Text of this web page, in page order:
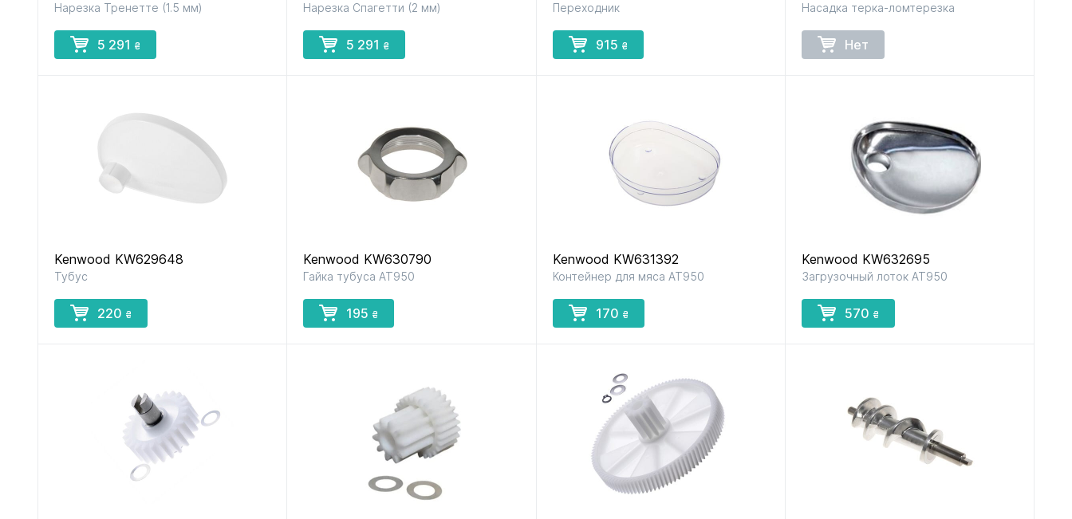
Нарезка Тренетте (1.5 мм)
5 291 ₴
Нарезка Спагетти (2 мм)
5 291 ₴
Переходник
915 ₴
Насадка терка-ломтерезка
Нет
Kenwood KW629648
Тубус
220 ₴
Kenwood KW630790
Гайка тубуса AT950
195 ₴
Kenwood KW631392
Контейнер для мяса AT950
170 ₴
Kenwood KW632695
Загрузочный лоток AT950
570 ₴